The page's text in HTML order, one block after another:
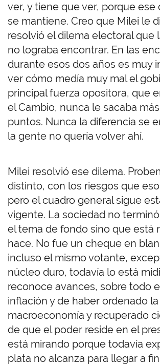
ver, y tiene que ver, porque ese
se mantiene. Creo que Milei le
resolvió el dilema electoral que
no lograba encontrar. En las
durante esos dos años es muy
ver cómo medía muy mal el
principal fuerza opositora, que
el Cambio, nunca le sacaba
puntos. Nunca la diferencia se
la gente no quería volver ahí.
Milei resolvió ese dilema.
distinto, con los riesgos que
pero el cuadro general sigue
vigente. La sociedad no
el tema de fondo sino que está
hace. No fue un cheque en
incluso el mismo votante,
núcleo duro, todavía lo está
reconoce avances, sobre todo
inflación y de haber ordenado la
macroeconomía y recuperado
de que el poder reside en el
está mirando porque todavía
plata no alcanza para llegar a